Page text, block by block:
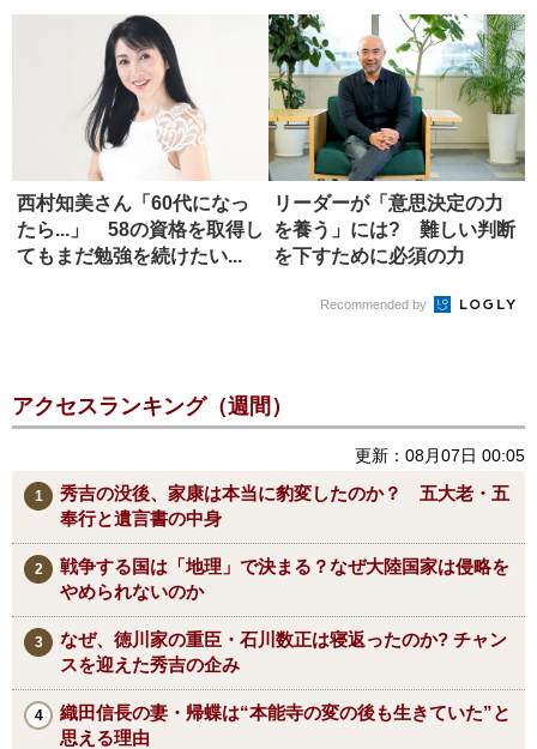
西村知美さん「60代になっ
たら...」 58の資格を取得し
てもまだ勉強を続けたい...
リーダーが「意思決定の力
を養う」には? 難しい判断
を下すために必須の力
Recommended by
アクセスランキング（週間）
更新：08月07日 00:05
秀吉の没後、家康は本当に豹変したのか？ 五大老・五
奉行と遺言書の中身
戦争する国は「地理」で決まる？なぜ大陸国家は侵略を
やめられないのか
なぜ、徳川家の重臣・石川数正は寝返ったのか? チャン
スを迎えた秀吉の企み
織田信長の妻・帰蝶は“本能寺の変の後も生きていた”と
思える理由